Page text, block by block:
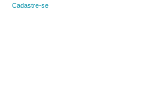
Cadastre-se